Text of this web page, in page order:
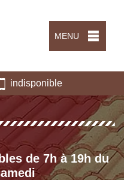
MENU
indisponible
de 7h à 19h du